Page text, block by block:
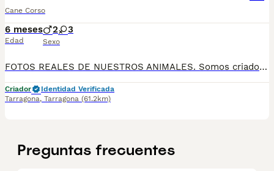
Cane Corso
6 meses
Edad
2 3
Sexo
FOTOS REALES DE NUESTROS ANIMALES. Somos criadores profesionales, llevamos más de 11 años conociendo ésta fantástica raza y trabajando cada día más en ella. Cachorros de alta calidad y exclusividad más excelente pedigrí, ejemplares libres de enfermedades genéticas. Nos distingue porque nos tendrás para toda la vida del cachorro antes y después, esa es la diferencia que nos caracteriza. Trato personalizado con cada persona. Asesoraremos en sus cuidados. Siempre los sociabilizamos mucho en familia. Vivimos en la montaña. Somos una gran familia y puedes comprobarlo. Si finalmente formas parte de nuestra gran familia os daremos toda la información. Los cachorros se entregan con 9 semanas aproximadamente para su correcta sociabilizancion, 2 vacunas para su edad , cartilla sanitaria,desparasitados interna y externamente, microchip a nombre del nuevo propietario, e inscripción en el Loe (pedigrí). Pregúntanos información al 34652815174 O al 34649024407.
Criador
Identidad Verificada
Tarragona, Tarragona (61.2km)
Preguntas frecuentes